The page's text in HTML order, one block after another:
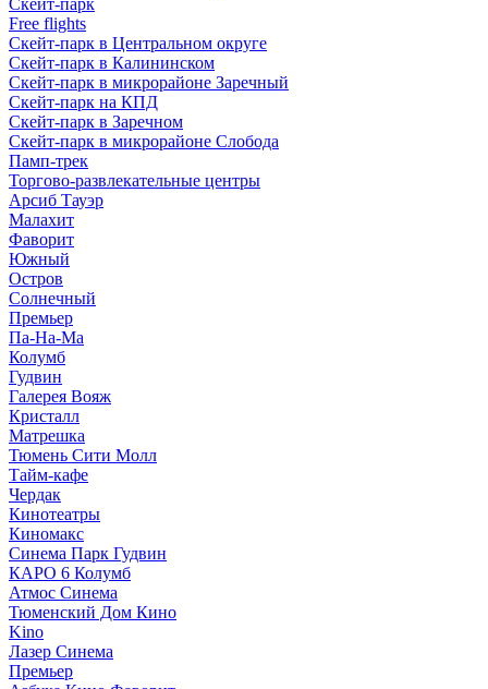
Скейт-парк
Free flights
Скейт-парк в Центральном округе
Скейт-парк в Калининском
Скейт-парк в микрорайоне Заречный
Скейт-парк на КПД
Скейт-парк в Заречном
Скейт-парк в микрорайоне Слобода
Памп-трек
Торгово-развлекательные центры
Арсиб Тауэр
Малахит
Фаворит
Южный
Остров
Солнечный
Премьер
Па-На-Ма
Колумб
Гудвин
Галерея Вояж
Кристалл
Матрешка
Тюмень Сити Молл
Тайм-кафе
Чердак
Кинотеатры
Киномакс
Синема Парк Гудвин
КАРО 6 Колумб
Атмос Синема
Тюменский Дом Кино
Kino
Лазер Синема
Премьер